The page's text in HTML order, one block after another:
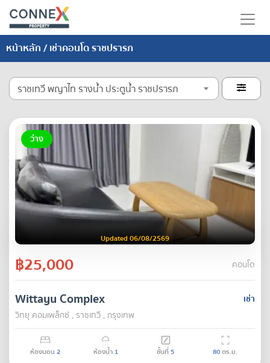
หน้าหลัก/ เช่าคอนโด ราชปรารภ
ราชเทวี พญาไท รางน้ำ ประตูน้ำ ราชปรารภ 
ว่าง
Updated 06/08/2569
฿25,000 คอนโด
เช่า
Wittayu Complex
วิทยุ คอมเพล็กซ์ , ราชเทวี , กรุงเทพ
ห้องนอน 2 ห้องน้ำ 1 ชั้นที่5 80ตร.ม.